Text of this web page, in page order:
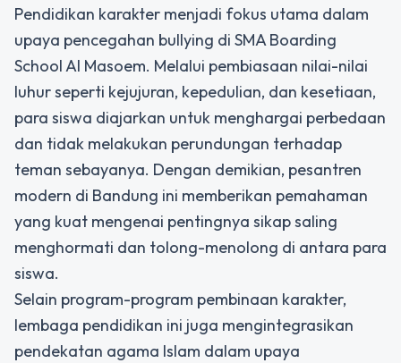
Pendidikan karakter menjadi fokus utama dalam
upaya pencegahan bullying di SMA Boarding
School Al Masoem. Melalui pembiasaan nilai-nilai
luhur seperti kejujuran, kepedulian, dan kesetiaan,
para siswa diajarkan untuk menghargai perbedaan
dan tidak melakukan perundungan terhadap
teman sebayanya. Dengan demikian, pesantren
modern di Bandung ini memberikan pemahaman
yang kuat mengenai pentingnya sikap saling
menghormati dan tolong-menolong di antara para
siswa.
Selain program-program pembinaan karakter,
lembaga pendidikan ini juga mengintegrasikan
pendekatan agama Islam dalam upaya